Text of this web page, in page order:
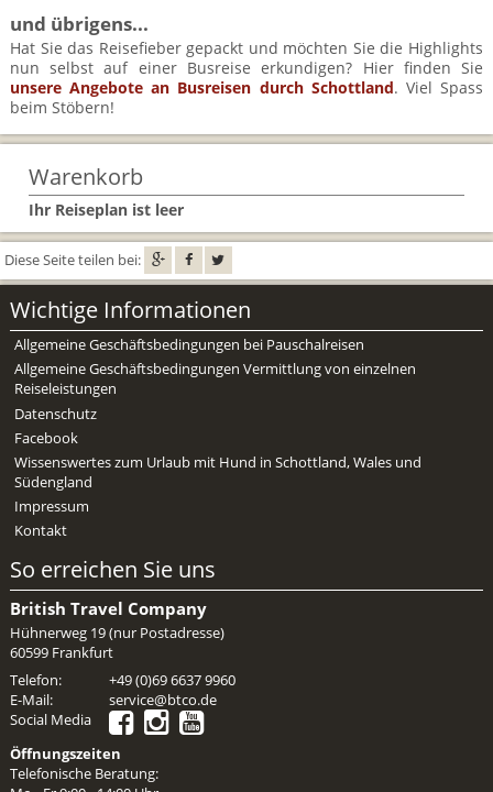
und übrigens...
Hat Sie das Reisefieber gepackt und möchten Sie die Highlights
nun selbst auf einer Busreise erkundigen? Hier finden Sie
unsere Angebote an Busreisen durch Schottland. Viel Spass
beim Stöbern!
Warenkorb
Ihr Reiseplan ist leer
Diese Seite teilen bei:
Wichtige Informationen
Allgemeine Geschäftsbedingungen bei Pauschalreisen
Allgemeine Geschäftsbedingungen Vermittlung von einzelnen
Reiseleistungen
Datenschutz
Facebook
Wissenswertes zum Urlaub mit Hund in Schottland, Wales und
Südengland
Impressum
Kontakt
So erreichen Sie uns
British Travel Company
Hühnerweg 19 (nur Postadresse)
60599 Frankfurt
Telefon:
+49 (0)69 6637 9960
E-Mail:
service@btco.de
Social Media
Öffnungszeiten
Telefonische Beratung: